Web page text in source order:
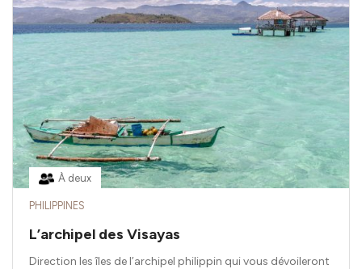
À deux
PHILIPPINES
L’archipel des Visayas
Direction les îles de l’archipel philippin qui vous dévoileront